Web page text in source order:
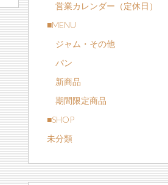
営業カレンダー（定休日）
■MENU
ジャム・その他
パン
新商品
期間限定商品
■SHOP
未分類